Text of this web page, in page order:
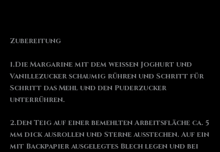
Zubereitung
1.Die Margarine mit dem weißen Joghurt und
Vanillezucker schaumig rühren und Schritt für
Schritt das Mehl und den Puderzucker
unterrühren.
2.Den Teig auf einer bemehlten Arbeitsfläche ca. 5
mm dick ausrollen und Sterne ausstechen. Auf ein
mit Backpapier ausgelegtes Blech legen und bei